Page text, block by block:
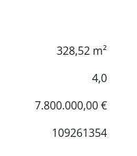
328,52 m²
4,0
7.800.000,00 €
109261354